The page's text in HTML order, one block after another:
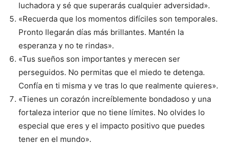
luchadora y sé que superarás cualquier adversidad».
«Recuerda que los momentos difíciles son temporales.
Pronto llegarán días más brillantes. Mantén la
esperanza y no te rindas».
«Tus sueños son importantes y merecen ser
perseguidos. No permitas que el miedo te detenga.
Confía en ti misma y ve tras lo que realmente quieres».
«Tienes un corazón increíblemente bondadoso y una
fortaleza interior que no tiene límites. No olvides lo
especial que eres y el impacto positivo que puedes
tener en el mundo».